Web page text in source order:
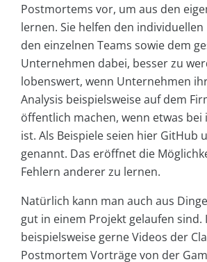
Postmortems vor, um aus den
lernen. Sie helfen den individuellen
den einzelnen Teams sowie dem
Unternehmen dabei, besser zu
lobenswert, wenn Unternehmen
Analysis beispielsweise auf dem
öffentlich machen, wenn etwas
ist. Als Beispiele seien hier GitHub
genannt. Das eröffnet die
Fehlern anderer zu lernen.
Natürlich kann man auch aus
gut in einem Projekt gelaufen sind.
beispielsweise gerne Videos der
Postmortem Vorträge von der